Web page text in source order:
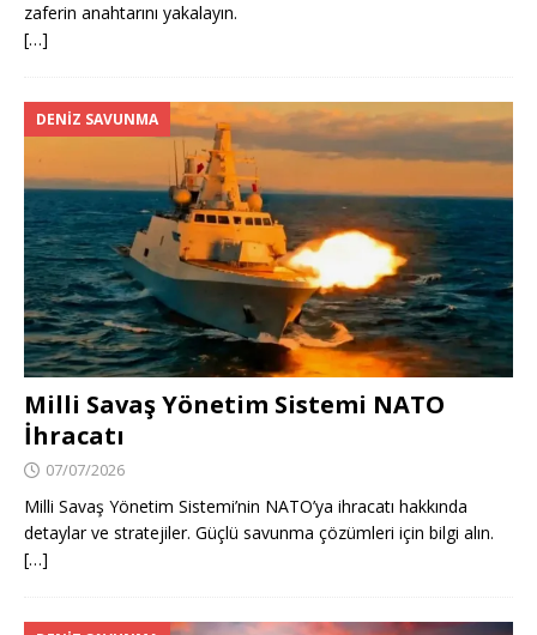
zaferin anahtarını yakalayın.
[…]
DENIZ SAVUNMA
Milli Savaş Yönetim Sistemi NATO
İhracatı
07/07/2026
Milli Savaş Yönetim Sistemi’nin NATO’ya ihracatı hakkında
detaylar ve stratejiler. Güçlü savunma çözümleri için bilgi alın.
[…]